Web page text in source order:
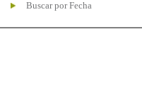
Buscar por Fecha